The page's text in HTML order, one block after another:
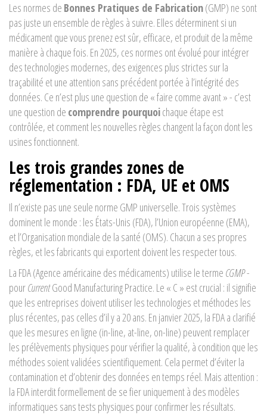
Les normes de Bonnes Pratiques de Fabrication(GMP) ne sont
pas juste un ensemble de règles à suivre. Elles déterminent si un
médicament que vous prenez est sûr, efficace, et produit de la même
manière à chaque fois. En 2025, ces normes ont évolué pour intégrer
des technologies modernes, des exigences plus strictes sur la
traçabilité et une attention sans précédent portée à l’intégrité des
données. Ce n’est plus une question de « faire comme avant » - c’est
une question de comprendre pourquoichaque étape est
contrôlée, et comment les nouvelles règles changent la façon dont les
usines fonctionnent.
Les trois grandes zones de
réglementation : FDA, UE et OMS
Il n’existe pas une seule norme GMP universelle. Trois systèmes
dominent le monde : les États-Unis (FDA), l’Union européenne (EMA),
et l’Organisation mondiale de la santé (OMS). Chacun a ses propres
règles, et les fabricants qui exportent doivent les respecter tous.
La FDA (Agence américaine des médicaments) utilise le terme CGMP-
pourCurrentGood Manufacturing Practice. Le « C » est crucial : il signifie
que les entreprises doivent utiliser les technologies et méthodes les
plus récentes, pas celles d’il y a 20 ans. En janvier 2025, la FDA a clarifié
que les mesures en ligne (in-line, at-line, on-line) peuvent remplacer
les prélèvements physiques pour vérifier la qualité, à condition que les
méthodes soient validées scientifiquement. Cela permet d’éviter la
contamination et d’obtenir des données en temps réel. Mais attention :
la FDA interdit formellement de se fier uniquement à des modèles
informatiques sans tests physiques pour confirmer les résultats.